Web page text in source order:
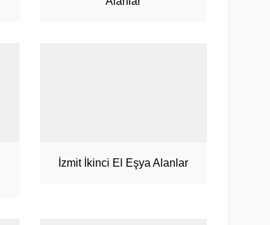
İzmit İkinci El Eşya Alanlar